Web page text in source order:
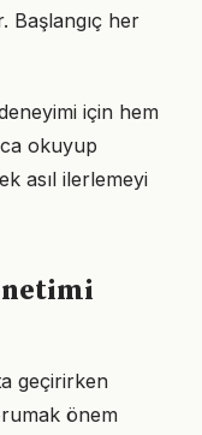
Başlangıç her
için hem
okuyup
asıl ilerlemeyi
geçirirken
önem